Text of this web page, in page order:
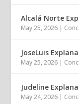
Alcalá Norte
May 25, 2026 |
JoseLuis
May 25, 2026 |
Judeline
May 24, 2026 |